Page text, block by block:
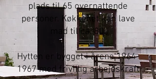
plads til 65 overnattende
personer. Køkkenet kan lave
mad til ca. 80.
Hytten er bygget i årene 1964-
1967 med frivillig arbejdskraft